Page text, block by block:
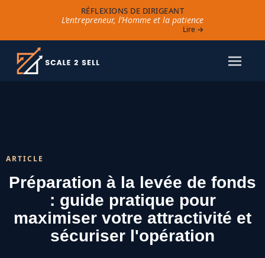
RÉFLEXIONS DE DIRIGEANT
L’entrepreneur, l’Homme et la patience
Lire →
ARTICLE
Préparation à la levée de fonds
: guide pratique pour
maximiser votre attractivité et
sécuriser l'opération